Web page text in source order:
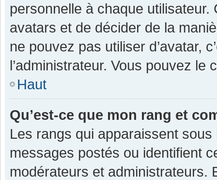
personnelle à chaque utilisateur.
avatars et de décider de la
ne pouvez pas utiliser d’avatar,
l’administrateur. Vous pouvez
Haut
Qu’est-ce que mon rang et
Les rangs qui apparaissent
messages postés ou identifient
modérateurs et administrateurs.